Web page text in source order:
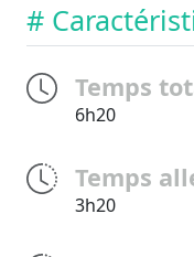
#
Temps
6h20
Temps
3h20